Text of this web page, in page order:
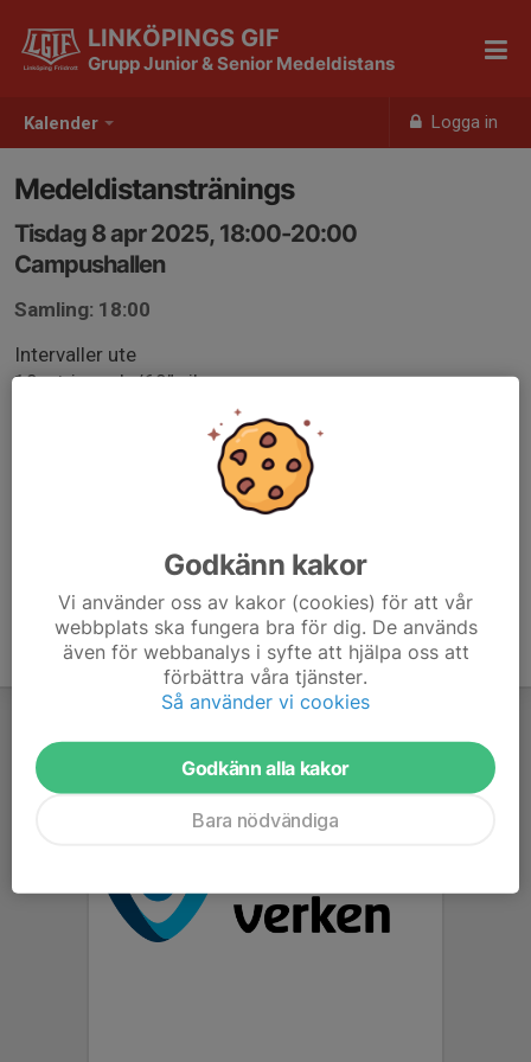
Kalender Logga in
LINKÖPINGS GIF
Grupp Junior & Senior Medeldistans
Medeldistanstränings
Tisdag 8 apr 2025, 18:00-20:00
Campushallen
Samling: 18:00
Intervaller ute
10 x triangeln/60” vila
Godkänn kakor
Vi använder oss av kakor (cookies) för att vår
webbplats ska fungera bra för dig. De används
även för webbanalys i syfte att hjälpa oss att
förbättra våra tjänster.
Så använder vi cookies
Godkänn alla kakor
Bara nödvändiga